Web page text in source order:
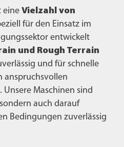
eine Vielzahl von
für den Einsatz im
entwickelt
und Rough Terrain
und für schnelle
anspruchsvollen
Maschinen sind
auch darauf
Bedingungen zuverlässig